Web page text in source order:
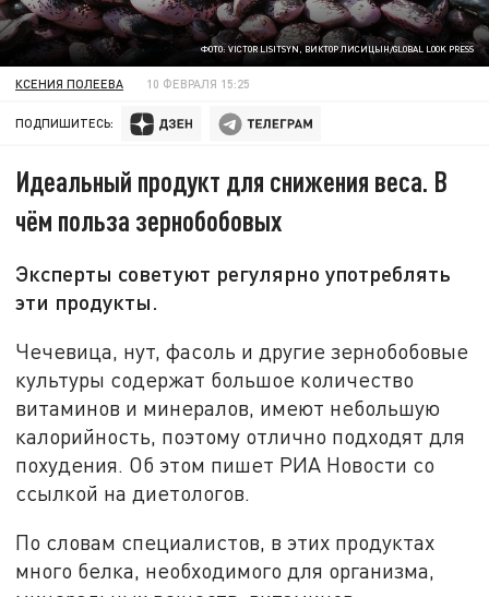
ФОТО: VICTOR LISITSYN, ВИКТОР ЛИСИЦЫН/GLOBAL LOOK PRESS
КСЕНИЯ ПОЛЕЕВА 10 ФЕВРАЛЯ 15:25
ПОДПИШИТЕСЬ:
Идеальный продукт для снижения веса. В
чём польза зернобобовых
Эксперты советуют регулярно употреблять
эти продукты.
Чечевица, нут, фасоль и другие зернобобовые
культуры содержат большое количество
витаминов и минералов, имеют небольшую
калорийность, поэтому отлично подходят для
похудения. Об этом пишет РИА Новости со
ссылкой на диетологов.
По словам специалистов, в этих продуктах
много белка, необходимого для организма,